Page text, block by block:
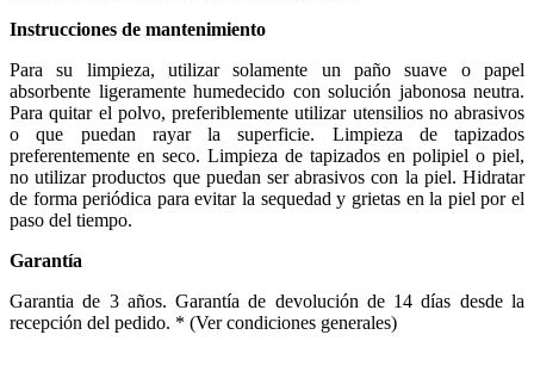
Instrucciones de mantenimiento
Para su limpieza, utilizar solamente un paño suave o papel
absorbente ligeramente humedecido con solución jabonosa neutra.
Para quitar el polvo, preferiblemente utilizar utensilios no abrasivos
o que puedan rayar la superficie. Limpieza de tapizados
preferentemente en seco. Limpieza de tapizados en polipiel o piel,
no utilizar productos que puedan ser abrasivos con la piel. Hidratar
de forma periódica para evitar la sequedad y grietas en la piel por el
paso del tiempo.
Garantía
Garantia de 3 años. Garantía de devolución de 14 días desde la
recepción del pedido. * (Ver condiciones generales)